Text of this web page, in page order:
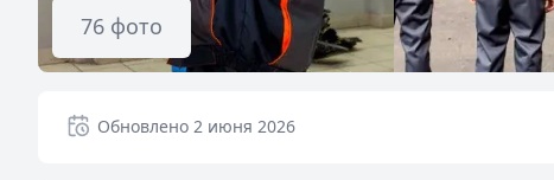
76 фото
Обновлено 2 июня 2026